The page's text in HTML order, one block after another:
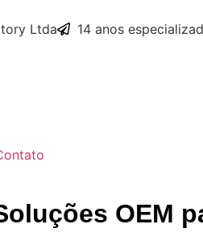
Ltda 14 anos
OEM